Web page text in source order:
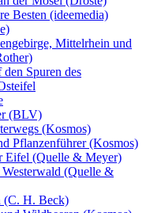
Besten (ideemedia)
Mittelrhein und
Spuren des
(BLV)
(Kosmos)
Pflanzenführer (Kosmos)
Eifel (Quelle & Meyer)
(Quelle &
(C. H. Beck)